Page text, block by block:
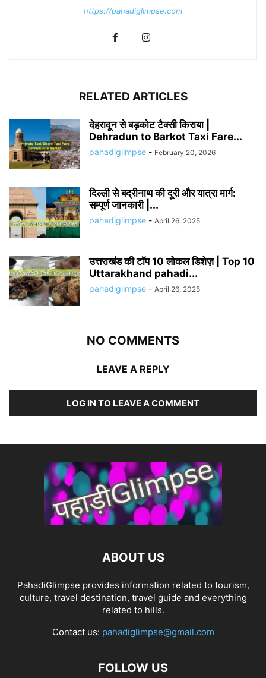
https://pahadiglimpse.com
RELATED ARTICLES
देहरादून से बड़कोट टैक्सी किराया |
Dehradun to Barkot Taxi Fare...
pahadiglimpse - February 20, 2026
दिल्ली से बद्रीनाथ की दूरी और यात्रा मार्ग:
सम्पूर्ण जानकारी |...
pahadiglimpse - April 26, 2025
उत्तराखंड की टॉप 10 लोकल डिशेज़ | Top 10
Uttarakhand pahadi...
pahadiglimpse - April 26, 2025
NO COMMENTS
LEAVE A REPLY
LOG IN TO LEAVE A COMMENT
ABOUT US
PahadiGlimpse provides information related to tourism,
culture, travel destination, travel guide and everything
related to hills.
Contact us: pahadiglimpse@gmail.com
FOLLOW US